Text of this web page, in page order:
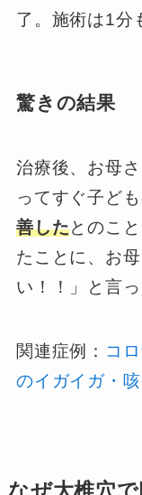
了。施術は1分
驚きの結果
治療後、お母
ってすぐ子ど
善したとのこ
たことに、お
い！！」と言っ
関連症例： コ
のイガイガ・